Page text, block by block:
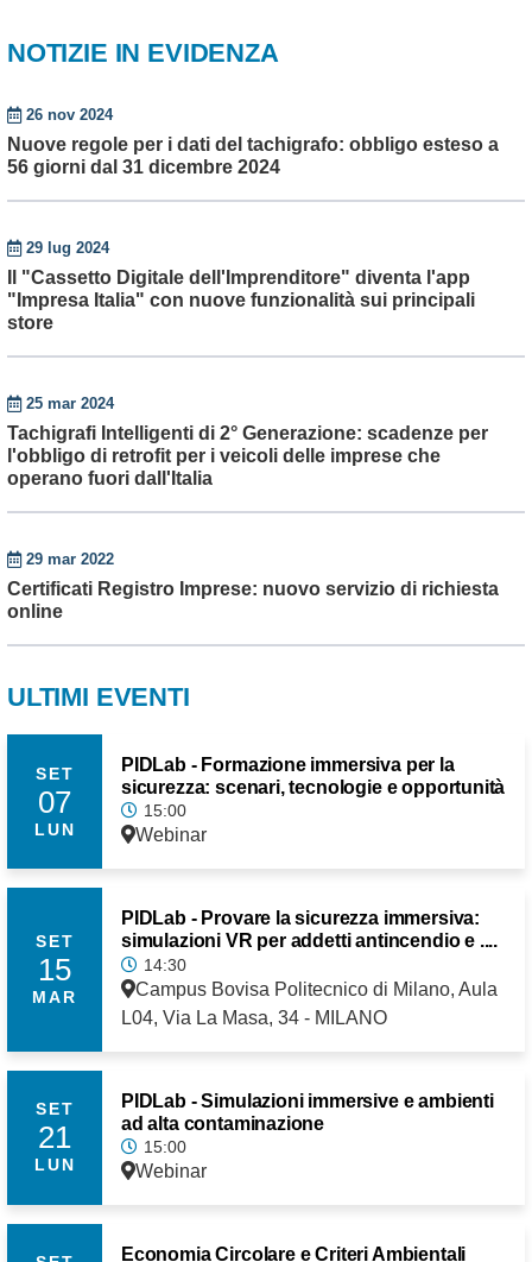
NOTIZIE IN EVIDENZA
26 nov 2024
Nuove regole per i dati del tachigrafo: obbligo esteso a
56 giorni dal 31 dicembre 2024
29 lug 2024
Il "Cassetto Digitale dell'Imprenditore" diventa l'app
"Impresa Italia" con nuove funzionalità sui principali
store
25 mar 2024
Tachigrafi Intelligenti di 2° Generazione: scadenze per
l'obbligo di retrofit per i veicoli delle imprese che
operano fuori dall'Italia
29 mar 2022
Certificati Registro Imprese: nuovo servizio di richiesta
online
ULTIMI EVENTI
SET
07
LUN
PIDLab - Formazione immersiva per la
sicurezza: scenari, tecnologie e opportunità
15:00
Webinar
SET
15
MAR
PIDLab - Provare la sicurezza immersiva:
simulazioni VR per addetti antincendio e ....
14:30
Campus Bovisa Politecnico di Milano, Aula
L04, Via La Masa, 34 - MILANO
SET
21
LUN
PIDLab - Simulazioni immersive e ambienti
ad alta contaminazione
15:00
Webinar
Economia Circolare e Criteri Ambientali